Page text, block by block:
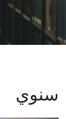
سنوي